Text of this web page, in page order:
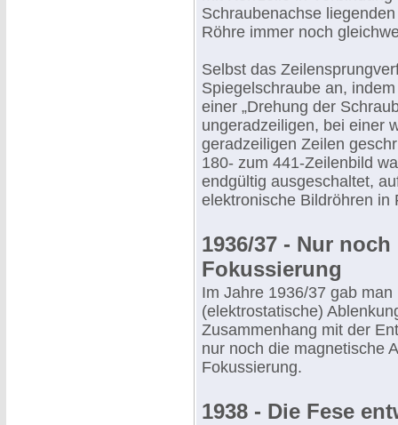
Schraubenachse
Röhre immer noch
Selbst das
Spiegelschraube an,
einer „Drehung der
ungeradzeiligen, bei einer
geradzeiligen Zeilen
180- zum 441-Zeilenbild
endgültig ausgeschaltet,
elektronische Bildröhren in
1936/37 - Nur
Fokussierung
Im Jahre 1936/37 gab
(elektrostatische)
Zusammenhang mit der
nur noch die magnetische
Fokussierung.
1938 - Die Fese